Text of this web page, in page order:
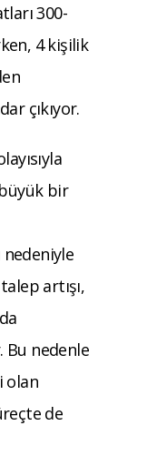
300-
4 kişilik
çıkıyor.
bir
nedeniyle
artışı,
Bu nedenle
olan
de